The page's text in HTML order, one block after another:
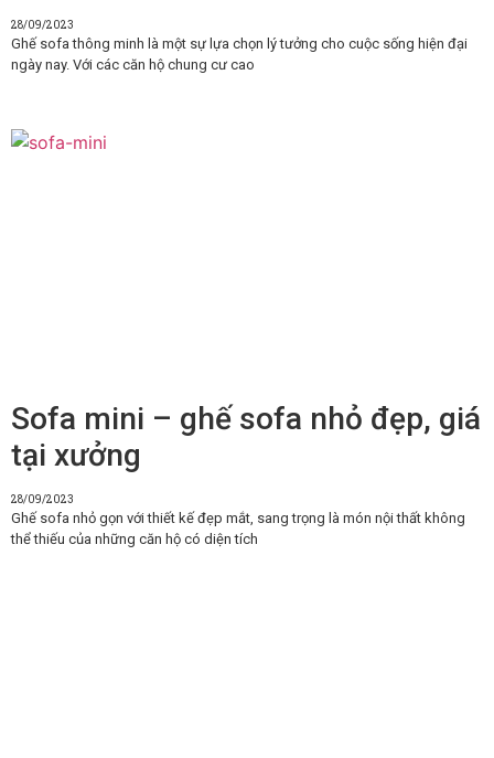
28/09/2023
Ghế sofa thông minh là một sự lựa chọn lý tưởng cho cuộc sống hiện đại
ngày nay. Với các căn hộ chung cư cao
Sofa mini – ghế sofa nhỏ đẹp, giá
tại xưởng
28/09/2023
Ghế sofa nhỏ gọn với thiết kế đẹp mắt, sang trọng là món nội thất không
thể thiếu của những căn hộ có diện tích